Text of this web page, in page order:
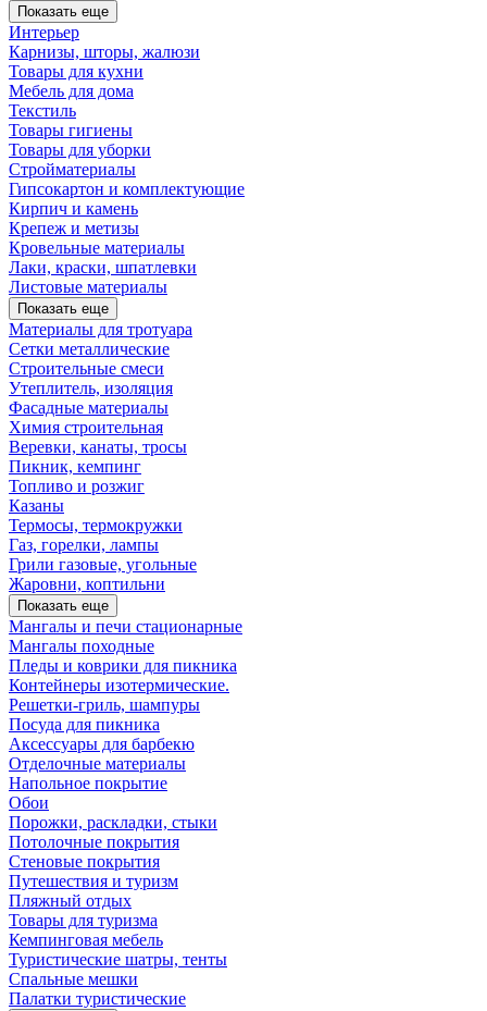
Показать еще
Интерьер
Карнизы, шторы, жалюзи
Товары для кухни
Мебель для дома
Текстиль
Товары гигиены
Товары для уборки
Стройматериалы
Гипсокартон и комплектующие
Кирпич и камень
Крепеж и метизы
Кровельные материалы
Лаки, краски, шпатлевки
Листовые материалы
Показать еще
Материалы для тротуара
Сетки металлические
Строительные смеси
Утеплитель, изоляция
Фасадные материалы
Химия строительная
Веревки, канаты, тросы
Пикник, кемпинг
Топливо и розжиг
Казаны
Термосы, термокружки
Газ, горелки, лампы
Грили газовые, угольные
Жаровни, коптильни
Показать еще
Мангалы и печи стационарные
Мангалы походные
Пледы и коврики для пикника
Контейнеры изотермические.
Решетки-гриль, шампуры
Посуда для пикника
Аксессуары для барбекю
Отделочные материалы
Напольное покрытие
Обои
Порожки, раскладки, стыки
Потолочные покрытия
Стеновые покрытия
Путешествия и туризм
Пляжный отдых
Товары для туризма
Кемпинговая мебель
Туристические шатры, тенты
Спальные мешки
Палатки туристические